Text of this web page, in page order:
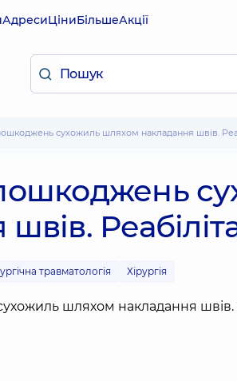
АдресиЦіниБільшеАкції
пошкоджень сухожиль шляхом накладання швів.
травматологія Хірургія